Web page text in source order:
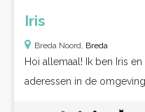
Iris
Breda Noord, Breda
Hoi allemaal! Ik ben Iris
aderessen in de